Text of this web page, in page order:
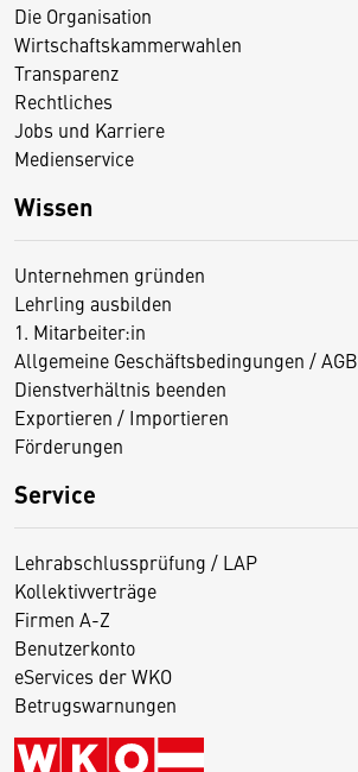
Die Organisation
Wirtschaftskammerwahlen
Transparenz
Rechtliches
Jobs und Karriere
Medienservice
Wissen
Unternehmen gründen
Lehrling ausbilden
1. Mitarbeiter:in
Allgemeine Geschäftsbedingungen / AGB
Dienstverhältnis beenden
Exportieren / Importieren
Förderungen
Service
Lehrabschlussprüfung / LAP
Kollektivverträge
Firmen A-Z
Benutzerkonto
eServices der WKO
Betrugswarnungen